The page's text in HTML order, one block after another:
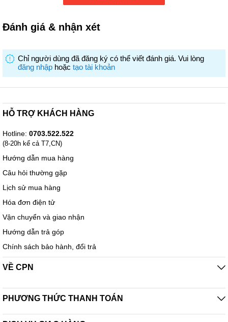
hiển thị chi tiết các chức năng giúp người dùng dễ dàng
Đặc biệt, bếp không tạo khói, tạo mùi khi nấu nên rất thân
Đánh giá & nhận xét
Chỉ người dùng đã đăng ký có thể viết đánh giá. Vui lòng
đăng nhập hoặc tạo tài khoản
HỖ TRỢ KHÁCH HÀNG
Hotline: 0703.522.522
(8-20h kể cả T7,CN)
Hướng dẫn mua hàng
Câu hỏi thường gặp
Lịch sử mua hàng
Hóa đơn điện tử
Vận chuyển và giao nhận
Hướng dẫn trả góp
Chính sách bảo hành, đổi trả
VỀ CPN
PHƯƠNG THỨC THANH TOÁN